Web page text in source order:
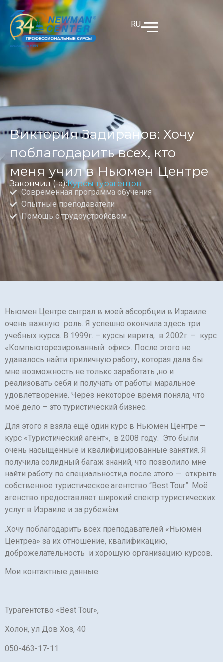
RU
Виктория Задиранов: Хочу
поблагодарить всех, кто
меня учил в Ньюмен Центре
Закончил (-а):Курсы турагентов
Современная программа обучения
Опытные преподаватели
Помощь с трудоустройсвом
Ньюмен Центре сыграл в моей абсорбции в Израиле
очень важную роль. Я успешно окончила здесь три
учебных курса. В 1999г. – курсы иврита, в 2002г. – курс
«Компьюторезированный офис». После этого не
удавалось найти приличную работу, которая дала бы
мне возможность не только заработать ,но и
реализовать себя и получать от работы маральное
удовлетворение. Через некоторое время поняла, что
моё дело – это туристический бизнес.
Для этого я взяла ещё один курс в Ньюмен Центре —
курс «Туристический агент», в 2008 году. Это были
очень насыщенные и квалифицированные занятия. Я
получила солидный багаж знаний, что позволило мне
найти работу по специальности,а после этого — открыть
собственное туристическое агентство “Best Tour”. Моё
агенство предоставляет широкий спектр туристических
услуг в Израиле и за рубежём.
.Хочу поблагодарить всех преподавателей «Ньюмен
Центреа» за их отношение, квалификацию,
доброжелательность и хорошую организацию курсов.
Мои контактные данные:
Турагентство «Best Tour»,
Холон, ул Дов Хоз, 40
050-463-17-11